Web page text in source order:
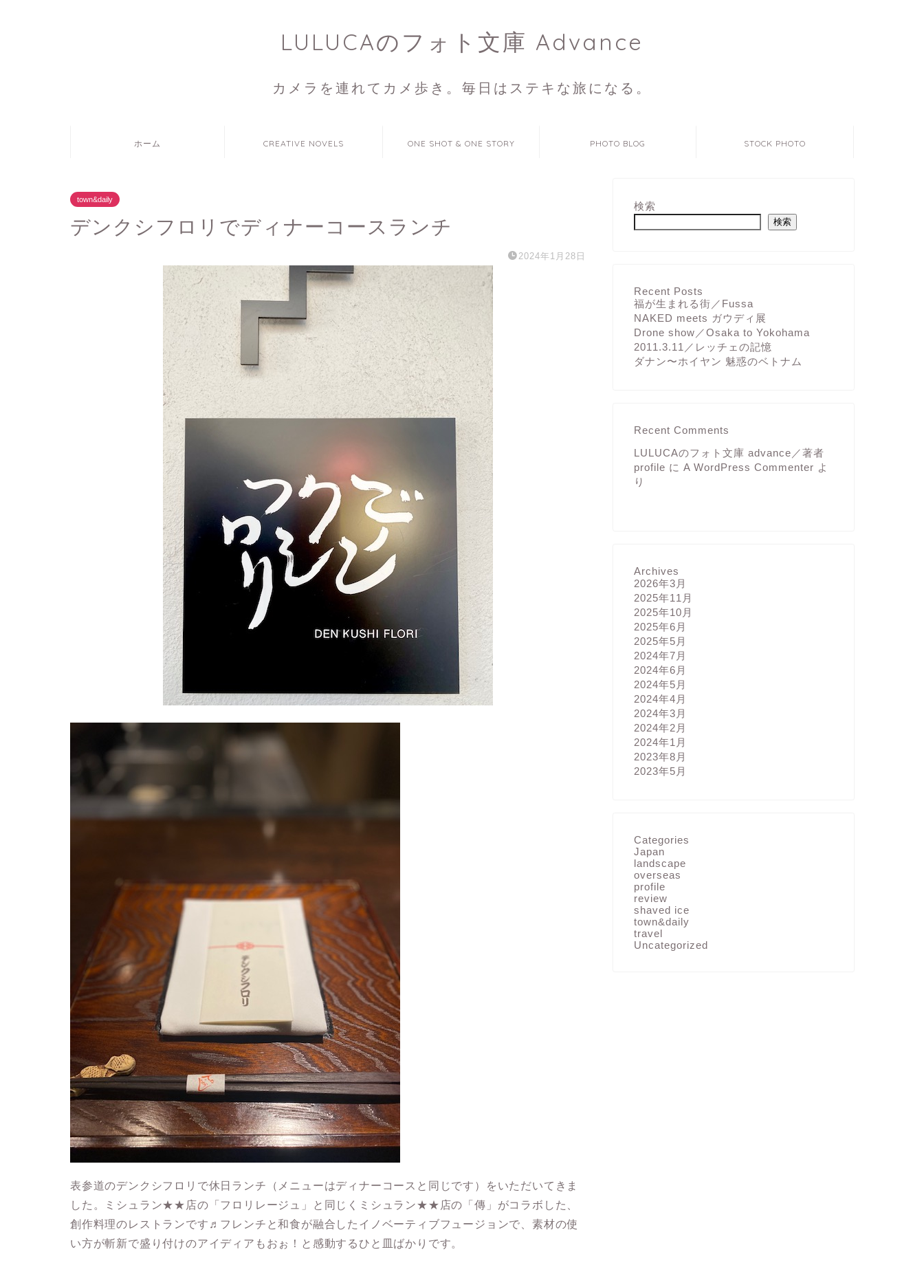
LULUCAのフォト文庫 Advance
カメラを連れてカメ歩き。毎日はステキな旅になる。
ホーム CREATIVE NOVELS ONE SHOT & ONE STORY PHOTO BLOG STOCK PHOTO
town&daily
デンクシフロリでディナーコースランチ
2024年1月28日
表参道のデンクシフロリで休日ランチ（メニューはディナーコースと同じです）をいただいてきま
した。
ミシュラン★★店の「フロリレージュ」 と同じく ミシュラン★★店の「傳」 がコラボした、
創作料理のレストランです♬フレンチと和食が融合したイノベーティブフュージョンで、素材の使
い方が斬新で盛り付けのアイディアもおぉ！と感動するひと皿ばかりです。
検索
検索
Recent Posts
福が生まれる街／Fussa
NAKED meets ガウディ展
Drone show／Osaka to Yokohama
2011.3.11／レッチェの記憶
ダナン〜ホイヤン 魅惑のベトナム
Recent Comments
LULUCAのフォト文庫 advance／著者
profile に A WordPress Commenter よ
り
Archives
2026年3月
2025年11月
2025年10月
2025年6月
2025年5月
2024年7月
2024年6月
2024年5月
2024年4月
2024年3月
2024年2月
2024年1月
2023年8月
2023年5月
Categories
Japan
landscape
overseas
profile
review
shaved ice
town&daily
travel
Uncategorized